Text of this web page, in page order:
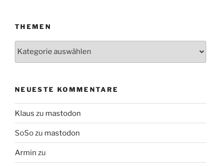
THEMEN
Themen
NEUESTE KOMMENTARE
Klaus zu mastodon
SoSozu mastodon
Armin zu